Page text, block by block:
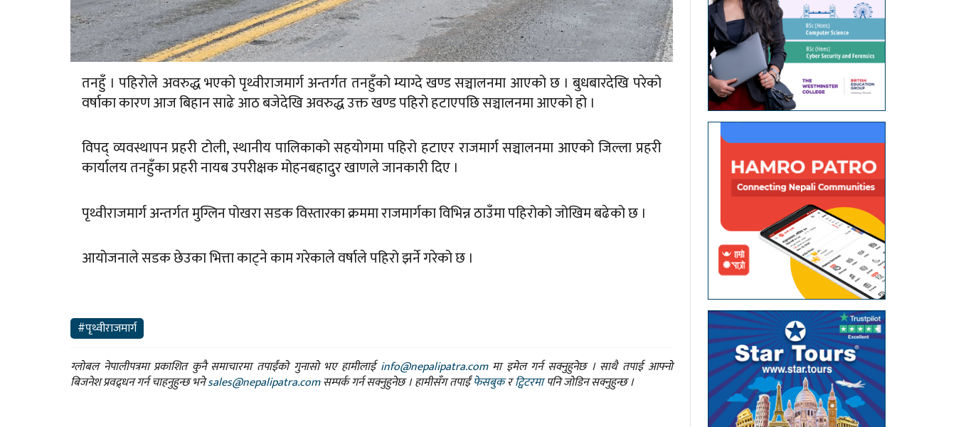
तनहुँ । पहिरोले अवरुद्ध भएको पृथ्वीराजमार्ग अन्तर्गत तनहुँको म्याग्दे खण्ड सञ्चालनमा आएको छ । बुधबारदेखि परेको
वर्षाका कारण आज बिहान साढे आठ बजेदेखि अवरुद्ध उक्त खण्ड पहिरो हटाएपछि सञ्चालनमा आएको हो ।
विपद् व्यवस्थापन प्रहरी टोली, स्थानीय पालिकाको सहयोगमा पहिरो हटाएर राजमार्ग सञ्चालनमा आएको जिल्ला प्रहरी
कार्यालय तनहुँका प्रहरी नायब उपरीक्षक मोहनबहादुर खाणले जानकारी दिए ।
पृथ्वीराजमार्ग अन्तर्गत मुग्लिन पोखरा सडक विस्तारका क्रममा राजमार्गका विभिन्न ठाउँमा पहिरोको जोखिम बढेको छ ।
आयोजनाले सडक छेउका भित्ता काट्ने काम गरेकाले वर्षाले पहिरो झर्ने गरेको छ ।
#पृथ्वीराजमार्ग
ग्लोबल नेपालीपत्रमा प्रकाशित कुनै समाचारमा तपाईंको गुनासो भए हामीलाईinfo@nepalipatra.comमा इमेल गर्न सक्नुहुनेछ । साथै तपाई आफ्नो
बिजनेश प्रवद्र्धन गर्न चाहनुहुन्छ भनेsales@nepalipatra.comसम्पर्क गर्न सक्नुहुनेछ । हामीसँग तपाईंफेसबुकरट्विटरमापनि जोडिन सक्नुहुन्छ ।